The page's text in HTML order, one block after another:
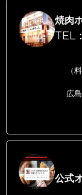
焼肉
TEL
（
広
公式